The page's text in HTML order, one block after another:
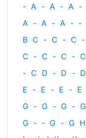
- A - A - A -
A - A - A - ‐
B C - C - C -
C - C - C - C
- C D - D - D
E - E - E - E
G - G - G - G
G - ‐ G - G H